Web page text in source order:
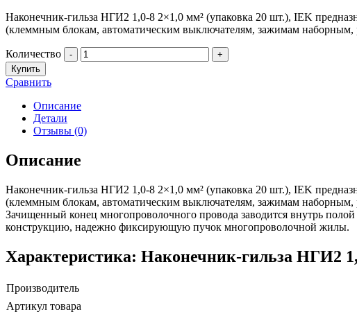
Наконечник-гильза НГИ2 1,0-8 2×1,0 мм² (упаковка 20 шт.), IEK
(клеммным блокам, автоматическим выключателям, зажимам наборным,
Количество -
+
Купить
Сравнить
Описание
Детали
Отзывы (0)
Описание
Наконечник-гильза НГИ2 1,0-8 2×1,0 мм² (упаковка 20 шт.), IEK
(клеммным блокам, автоматическим выключателям, зажимам наборным,
Зачищенный конец многопроволочного провода заводится внутрь
конструкцию, надежно фиксирующую пучок многопроволочной жилы.
Характеристика: Наконечник-гильза НГИ2
Производитель
Артикул товара